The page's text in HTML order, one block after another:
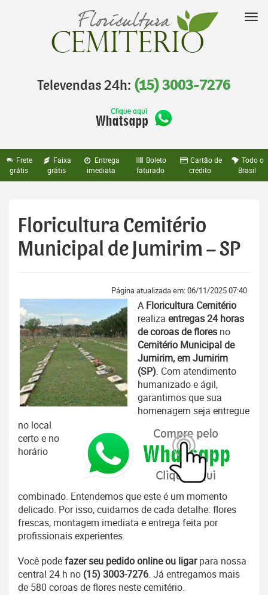
Televendas 24h: (15) 3003-7276
Frete
grátis
Faixa
grátis
Entrega
imediata
Boleto
faturado
Cartão de
crédito
Todo o
Brasil
Floricultura Cemitério
Municipal de Jumirim – SP
Página atualizada em: 06/11/2025 07:40
A Floricultura Cemitério
realiza entregas 24 horas
de coroas de flores no
Cemitério Municipal de
Jumirim, em Jumirim
(SP). Com atendimento
humanizado e ágil,
garantimos que sua
homenagem seja entregue
no local
certo e no
horário
combinado. Entendemos que este é um momento
delicado. Por isso, cuidamos de cada detalhe: flores
frescas, montagem imediata e entrega feita por
profissionais experientes.
Você podefazer seu pedido online ou ligarpara nossa
central 24 h no (15) 3003-7276. Já entregamos mais
de 580 coroas de flores neste cemitério.